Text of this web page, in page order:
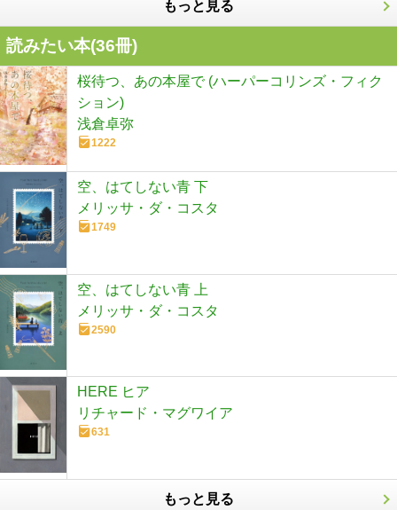
もっと見る
読みたい本(36冊)
桜待つ、あの本屋で (ハーパーコリンズ・フィク
ション)
浅倉卓弥
1222
空、はてしない青 下
メリッサ・ダ・コスタ
1749
空、はてしない青 上
メリッサ・ダ・コスタ
2590
HERE ヒア
リチャード・マグワイア
631
もっと見る